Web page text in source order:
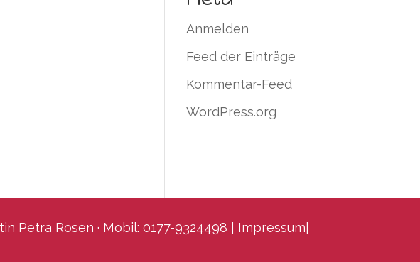
Anmelden
Feed der Einträge
Kommentar-Feed
WordPress.org
Petra Rosen · Mobil: 0177-9324498 | Impressum|